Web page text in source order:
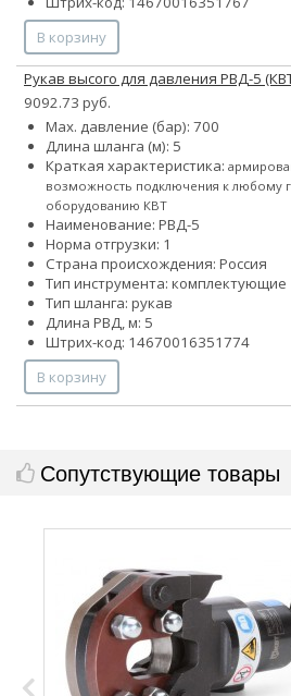
В корзину
Рукав высого для давления РВД-5
9092.73 руб.
Max. давление (бар): 700
Длина шланга (м): 5
Краткая характеристика:
возможность подключения к любому
оборудованию КВТ
Наименование: РВД-5
Норма отгрузки: 1
Страна происхождения: Россия
Тип инструмента: комплектующие
Тип шланга: рукав
Длина РВД, м: 5
Штрих-код: 14670016351774
В корзину
Сопутствующие товары